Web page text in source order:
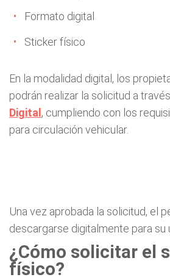
Formato digital
Sticker físico
En la modalidad digital, los
podrán realizar la solicitud a
Digital , cumpliendo con los
para circulación vehicular.
Una vez aprobada la solicitud, el
descargarse digitalmente para su
¿Cómo solicitar el
físico?